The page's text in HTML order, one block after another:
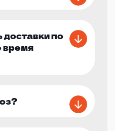
доставки по
время